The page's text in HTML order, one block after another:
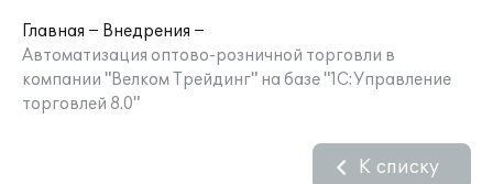
Главная
Внедрения
Автоматизация оптово-розничной торговли в
компании "Велком Трейдинг" на базе "1С:Управление
торговлей 8.0"
К списку